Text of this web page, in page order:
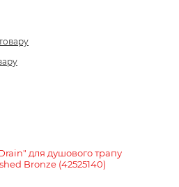
для душового трапу
Bronze (42525140)